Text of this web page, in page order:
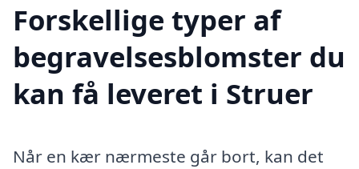
Forskellige typer af
begravelsesblomster du
kan få leveret i Struer
Når en kær nærmeste går bort, kan det